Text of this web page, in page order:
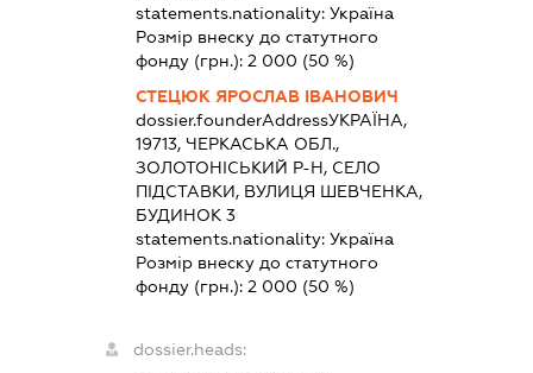
statements.nationality: Україна
Розмір внеску до статутного
фонду (грн.): 2 000 (50 %)
СТЕЦЮК ЯРОСЛАВ ІВАНОВИЧ
dossier.founderAddressУКРАЇНА,
19713, ЧЕРКАСЬКА ОБЛ.,
ЗОЛОТОНІСЬКИЙ Р-Н, СЕЛО
ПІДСТАВКИ, ВУЛИЦЯ ШЕВЧЕНКА,
БУДИНОК 3
statements.nationality: Україна
Розмір внеску до статутного
фонду (грн.): 2 000 (50 %)
dossier.heads: